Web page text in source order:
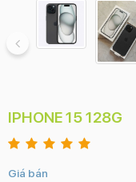
IPHONE 15 128G
Giá bán